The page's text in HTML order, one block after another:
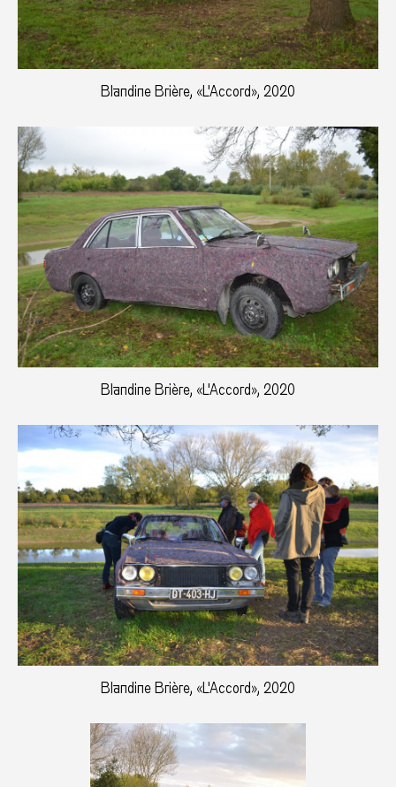
Blandine Brière, «L'Accord», 2020
Blandine Brière, «L'Accord», 2020
Blandine Brière, «L'Accord», 2020